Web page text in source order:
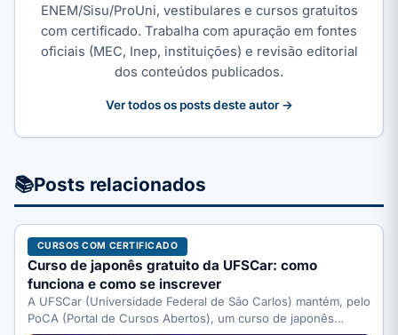
ENEM/Sisu/ProUni, vestibulares e cursos gratuitos
com certificado. Trabalha com apuração em fontes
oficiais (MEC, Inep, instituições) e revisão editorial
dos conteúdos publicados.
Ver todos os posts deste autor →
📚Posts relacionados
CURSOS COM CERTIFICADO
Curso de japonês gratuito da UFSCar: como
funciona e como se inscrever
A UFSCar (Universidade Federal de São Carlos) mantém, pelo
PoCA (Portal de Cursos Abertos), um curso de japonês…